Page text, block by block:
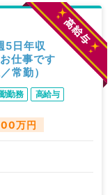
5日年収
仕事です
常勤）
勤務 高給与
万円